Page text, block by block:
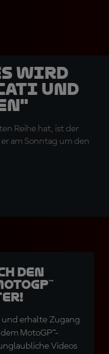
wird
und
Reihe hat, ist der
am Sonntag um den
den
und erhalte Zugang
MotoGP™-
Videos